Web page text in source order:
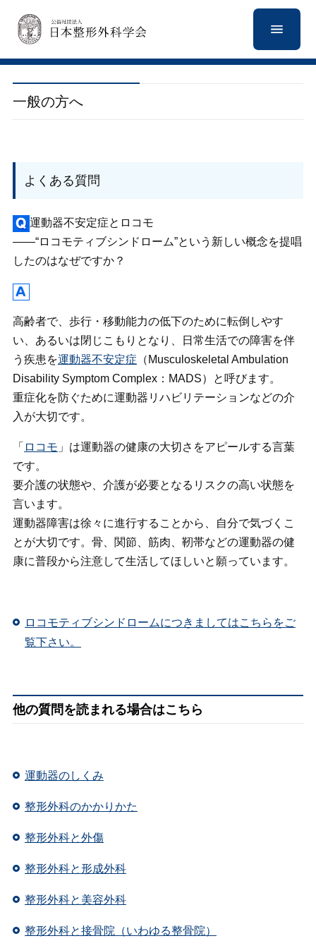
一般の方へ
よくある質問
運動器不安定症とロコモ
――“ロコモティブシンドローム”という新しい概念を提唱
したのはなぜですか？
高齢者で、歩行・移動能力の低下のために転倒しやす
い、あるいは閉じこもりとなり、日常生活での障害を伴
う疾患を運動器不安定症 （Musculoskeletal Ambulation
Disability Symptom Complex：MADS）と呼びます。
重症化を防ぐために運動器リハビリテーションなどの介
入が大切です。
「 ロコモ 」は運動器の健康の大切さをアピールする言葉
です。
要介護の状態や、介護が必要となるリスクの高い状態を
言います。
運動器障害は徐々に進行することから、自分で気づくこ
とが大切です。骨、関節、筋肉、靭帯などの運動器の健
康に普段から注意して生活してほしいと願っています。
ロコモティブシンドロームにつきましてはこちらをご
覧下さい。
他の質問を読まれる場合はこちら
運動器のしくみ
整形外科のかかりかた
整形外科と外傷
整形外科と形成外科
整形外科と美容外科
整形外科と接骨院（いわゆる整骨院）